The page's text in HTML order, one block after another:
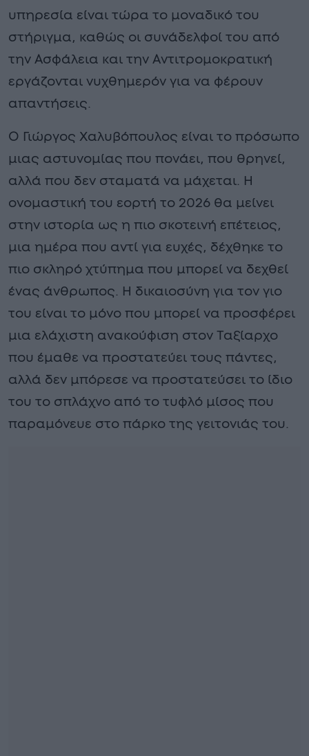
υπηρεσία είναι τώρα το μοναδικό του
στήριγμα, καθώς οι συνάδελφοί του από
την Ασφάλεια και την Αντιτρομοκρατική
εργάζονται νυχθημερόν για να φέρουν
απαντήσεις.
Ο Γιώργος Χαλυβόπουλος είναι το πρόσωπο
μιας αστυνομίας που πονάει, που θρηνεί,
αλλά που δεν σταματά να μάχεται. Η
ονομαστική του εορτή το 2026 θα μείνει
στην ιστορία ως η πιο σκοτεινή επέτειος,
μια ημέρα που αντί για ευχές, δέχθηκε το
πιο σκληρό χτύπημα που μπορεί να δεχθεί
ένας άνθρωπος. Η δικαιοσύνη για τον γιο
του είναι το μόνο που μπορεί να προσφέρει
μια ελάχιστη ανακούφιση στον Ταξίαρχο
που έμαθε να προστατεύει τους πάντες,
αλλά δεν μπόρεσε να προστατεύσει το ίδιο
του το σπλάχνο από το τυφλό μίσος που
παραμόνευε στο πάρκο της γειτονιάς του.